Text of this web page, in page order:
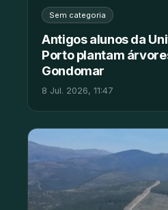
Sem categoria
Antigos alunos da
Porto plantam
Gondomar
8 Jul. 2026, 11:47